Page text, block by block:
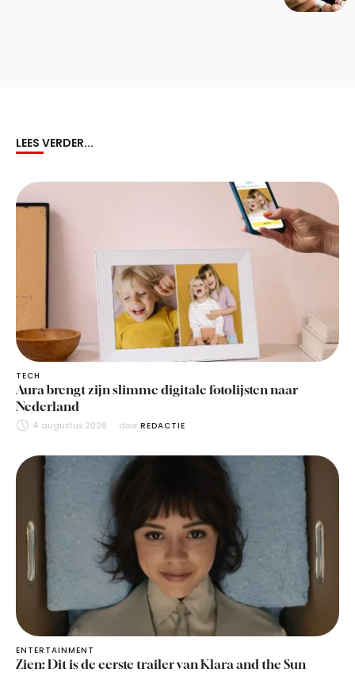
LEES VERDER...
TECH
Aura brengt zijn slimme digitale fotolijsten naar
Nederland
4 augustus 2026 door REDACTIE
ENTERTAINMENT
Zien: Dit is de eerste trailer van Klara and the Sun